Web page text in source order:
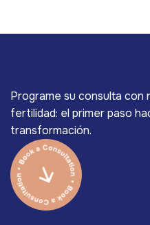
Programe su consulta
fertilidad: el primer paso
transformación.